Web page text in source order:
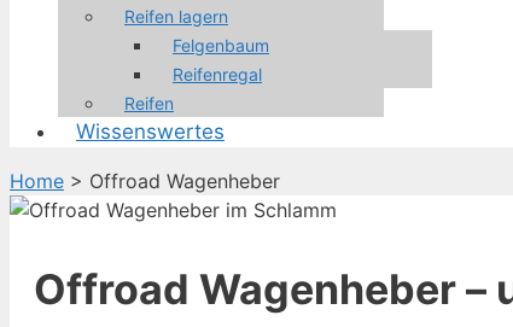
Reifen lagern
Felgenbaum
Reifenregal
Reifen
Wissenswertes
Home > Offroad Wagenheber
Offroad Wagenheber –